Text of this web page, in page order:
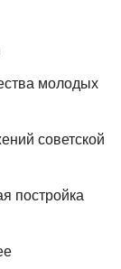
молодых
советской
постройка